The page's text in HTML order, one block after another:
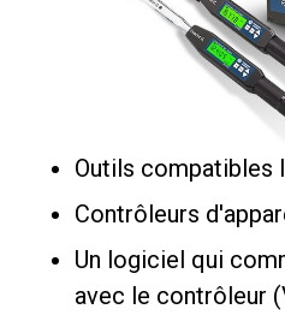
Outils compatibles
Contrôleurs
Un logiciel qui
avec le contrôleur